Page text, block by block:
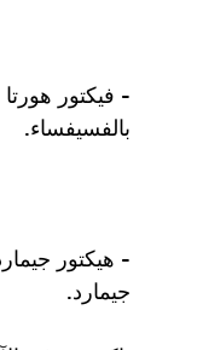
- فيكتور هورتا
بالفسيفساء.
- هيكتور
جيمارد.